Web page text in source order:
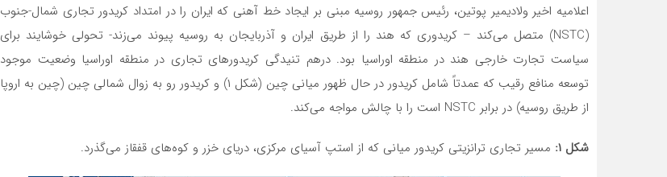
اعلامیه اخیر ولادیمیر پوتین، رئیس جمهور روسیه مبنی بر ایجاد خط آهنی که ایران را در امتداد کریدور تجاری شمال-جنوب
(NSTC) متصل می‌کند – کریدوری که هند را از طریق ایران و آذربایجان به روسیه پیوند می‌زند- تحولی خوشایند برای
سیاست تجارت خارجی هند در منطقه اوراسیا بود. درهم تنیدگی کریدورهای تجاری در منطقه اوراسیا وضعیت موجود
توسعه منافع رقیب که عمدتاً شامل کریدور در حال ظهور میانی چین (شکل ۱) و کریدور رو به زوال شمالی چین (چین به اروپا
از طریق روسیه) در برابر NSTC است را با چالش مواجه می‌کند.
شکل مسیر تجاری ترانزیتی کریدور میانی که از استپ آسیای مرکزی، دریای خزر و کوه‌های قفقاز می‌گذرد.